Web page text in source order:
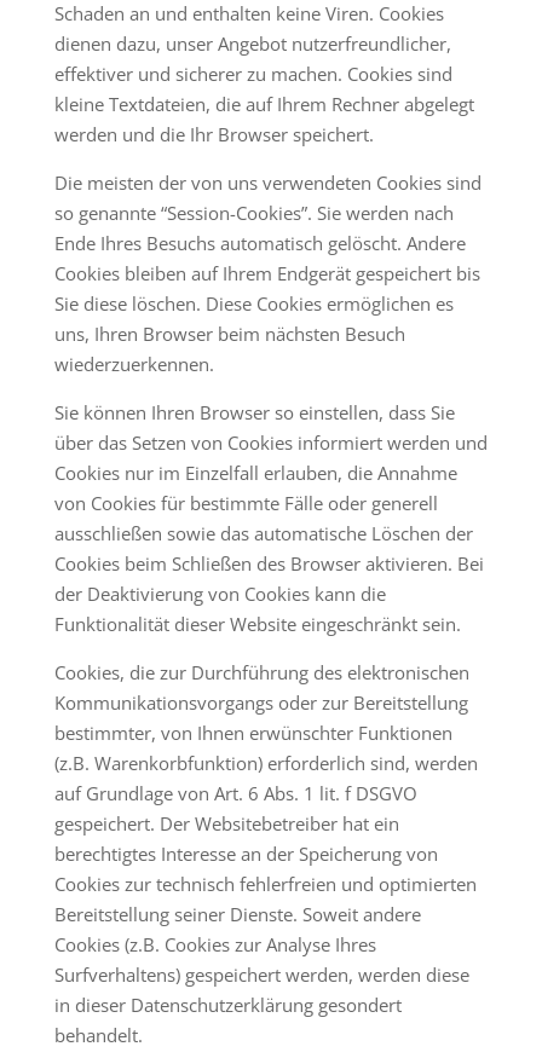
Schaden an und enthalten keine Viren. Cookies
dienen dazu, unser Angebot nutzerfreundlicher,
effektiver und sicherer zu machen. Cookies sind
kleine Textdateien, die auf Ihrem Rechner abgelegt
werden und die Ihr Browser speichert.
Die meisten der von uns verwendeten Cookies sind
so genannte “Session-Cookies”. Sie werden nach
Ende Ihres Besuchs automatisch gelöscht. Andere
Cookies bleiben auf Ihrem Endgerät gespeichert bis
Sie diese löschen. Diese Cookies ermöglichen es
uns, Ihren Browser beim nächsten Besuch
wiederzuerkennen.
Sie können Ihren Browser so einstellen, dass Sie
über das Setzen von Cookies informiert werden und
Cookies nur im Einzelfall erlauben, die Annahme
von Cookies für bestimmte Fälle oder generell
ausschließen sowie das automatische Löschen der
Cookies beim Schließen des Browser aktivieren. Bei
der Deaktivierung von Cookies kann die
Funktionalität dieser Website eingeschränkt sein.
Cookies, die zur Durchführung des elektronischen
Kommunikationsvorgangs oder zur Bereitstellung
bestimmter, von Ihnen erwünschter Funktionen
(z.B. Warenkorbfunktion) erforderlich sind, werden
auf Grundlage von Art. 6 Abs. 1 lit. f DSGVO
gespeichert. Der Websitebetreiber hat ein
berechtigtes Interesse an der Speicherung von
Cookies zur technisch fehlerfreien und optimierten
Bereitstellung seiner Dienste. Soweit andere
Cookies (z.B. Cookies zur Analyse Ihres
Surfverhaltens) gespeichert werden, werden diese
in dieser Datenschutzerklärung gesondert
behandelt.